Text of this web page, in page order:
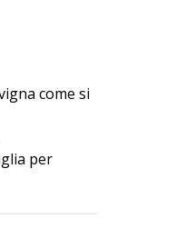
come si
per